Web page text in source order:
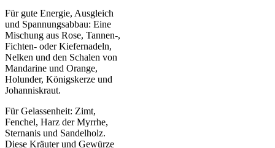
Für gute Energie, Ausgleich
und Spannungsabbau: Eine
Mischung aus Rose, Tannen-,
Fichten- oder Kiefernadeln,
Nelken und den Schalen von
Mandarine und Orange,
Holunder, Königskerze und
Johanniskraut.
Für Gelassenheit: Zimt,
Fenchel, Harz der Myrrhe,
Sternanis und Sandelholz.
Diese Kräuter und Gewürze